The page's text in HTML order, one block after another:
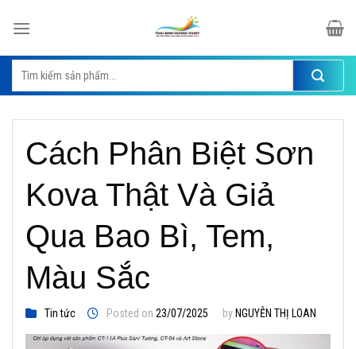
Tìm
kiếm:
Cách Phân Biệt Sơn
Kova Thật Và Giả
Qua Bao Bì, Tem,
Màu Sắc
Tin tức Posted on 23/07/2025 by NGUYỄN THỊ LOAN